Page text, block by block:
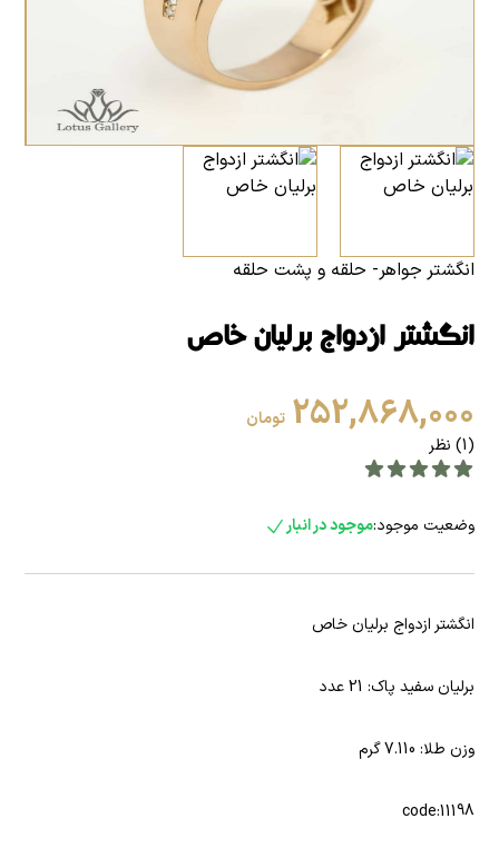
انگشتر جواهر- حلقه و پشت حلقه
انگشتر ازدواج برلیان خاص
252,868,000 تومان
(1) نظر
وضعیت موجود:موجود در انبار
انگشتر ازدواج برلیان خاص
برلیان سفید پاک: 21 عدد
وزن طلا: 7.110 گرم
code:11198